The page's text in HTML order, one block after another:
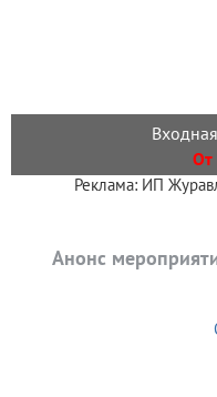
От
Реклама: ИП
Анонс